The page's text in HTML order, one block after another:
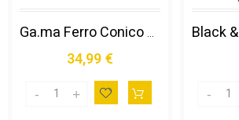
Ga.ma Ferro Conico Salon Curl, per Onde Larghe e Voluminose, Morbidi Bocci, Splendide Beach Waves e Ricci Stretti, Circonferenza Tubo di 20mm e e 10 Mm All'estremità per Massima Facilità Nella Fase di Styling, Tubo Extra Lungo di 170 Mm, Tubo in Titanio S
34,99 €